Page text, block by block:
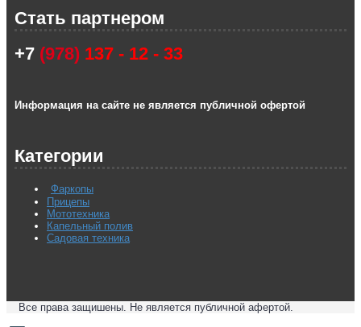
Стать партнером
+7 (978) 137 - 12 - 33
Информация на сайте не является публичной офертой
Категории
Фаркопы
Прицепы
Мототехника
Капельный полив
Садовая техника
Все права защишены. Не является публичной афертой.